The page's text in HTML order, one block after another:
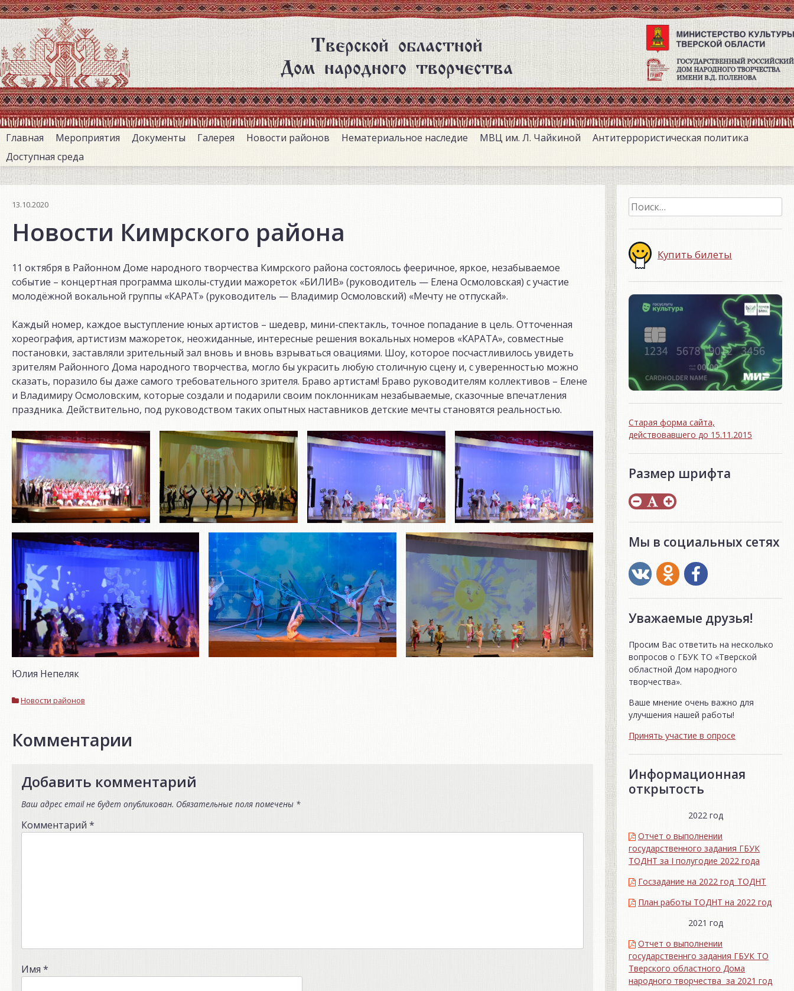
Перейти
к
основному
содержанию
Тверской областной
Дом народного творчества
Главная Мероприятия Документы Галерея Новости районов Нематериальное наследие МВЦ им. Л. Чайкиной
Антитеррористическая политика
Доступная среда
13.10.2020
Новости Кимрского района
11 октября в Районном Доме народного творчества Кимрского района состоялось фееричное, яркое, незабываемое
событие – концертная программа школы-студии мажореток «БИЛИВ» (руководитель — Елена Осмоловская) с участие
молодёжной вокальной группы «КАРАТ» (руководитель — Владимир Осмоловский) «Мечту не отпускай».
Каждый номер, каждое выступление юных артистов – шедевр, мини-спектакль, точное попадание в цель. Отточенная
хореография, артистизм мажореток, неожиданные, интересные решения вокальных номеров «КАРАТА», совместные
постановки, заставляли зрительный зал вновь и вновь взрываться овациями. Шоу, которое посчастливилось увидеть
зрителям Районного Дома народного творчества, могло бы украсить любую столичную сцену и, с уверенностью можно
сказать, поразило бы даже самого требовательного зрителя. Браво артистам! Браво руководителям коллективов – Елене
и Владимиру Осмоловским, которые создали и подарили своим поклонникам незабываемые, сказочные впечатления
праздника. Действительно, под руководством таких опытных наставников детские мечты становятся реальностью.
Юлия Непеляк
Новости районов
Комментарии
Добавить комментарий
Ваш адрес email не будет опубликован. Обязательные поля помечены *
Комментарий *
Имя *
Найти:
Купить билеты
Старая форма сайта,
действовавшего до 15.11.2015
Размер шрифта
Мы в социальных сетях
Уважаемые друзья!
Просим Вас ответить на несколько
вопросов о ГБУК ТО «Тверской
областной Дом народного
творчества».
Ваше мнение очень важно для
улучшения нашей работы!
Принять участие в опросе
Информационная
открытость
2022 год
Отчет о выполнении
государственного задания ГБУК
ТОДНТ за I полугодие 2022 года
Госзадание на 2022 год_ТОДНТ
План работы ТОДНТ на 2022 год
2021 год
Отчет о выполнении
государственнго задания ГБУК ТО
Тверского областного Дома
народного творчества за 2021 год